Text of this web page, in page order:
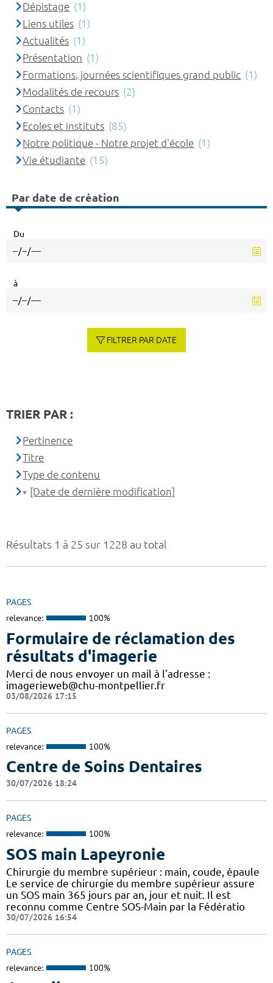
Résultats 1 à 25 sur 1228 au total
PAGES
relevance: 100%
Formulaire de réclamation des
résultats d'imagerie
Merci de nous envoyer un mail à l'adresse :
imagerieweb@chu-montpellier.fr
03/08/2026 17:15
PAGES
relevance: 100%
Centre de Soins Dentaires
30/07/2026 18:24
PAGES
relevance: 100%
SOS main Lapeyronie
Chirurgie du membre supérieur : main, coude, épaule
Le service de chirurgie du membre supérieur assure
un SOS main 365 jours par an, jour et nuit. Il est
reconnu comme Centre SOS-Main par la Fédératio
30/07/2026 16:54
PAGES
relevance: 100%
Dépistage (1)
Liens utiles (1)
Actualités (1)
Présentation (1)
Formations, journées scientifiques grand public (1)
Modalités de recours (2)
Contacts (1)
Ecoles et instituts (85)
Notre politique - Notre projet d'école (1)
Vie étudiante (15)
Par date de création
Du
à
FILTRER PAR DATE
TRIER PAR :
Pertinence
Titre
Type de contenu
[Date de dernière modification]